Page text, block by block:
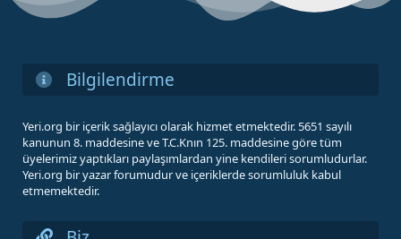
Bilgilendirme
Yeri.org bir içerik sağlayıcı olarak hizmet etmektedir. 5651 sayılı
kanunun 8. maddesine ve T.C.Knın 125. maddesine göre tüm
üyelerimiz yaptıkları paylaşımlardan yine kendileri sorumludurlar.
Yeri.org bir yazar forumudur ve içeriklerde sorumluluk kabul
etmemektedir.